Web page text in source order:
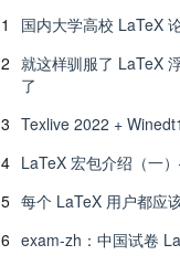
1
国内大学高校 LaTeX
2 就这样驯服了 LaTeX
了
3 Texlive 2022 +
4 LaTeX 宏包介绍（一
5 每个 LaTeX 用户都应
6 exam-zh：中国试卷